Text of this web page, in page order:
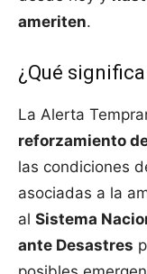
ameriten.
¿Qué
La Alerta
reforzamiento
las condiciones
asociadas a la
al Sistema
ante Desastres